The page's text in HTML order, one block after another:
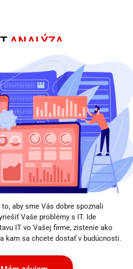
ANALÝZA
aby sme Vás dobre spoznali
Vaše problémy s IT. Ide
IT vo Vašej firme, zistenie ako
kam sa chcete dostať v budúcnosti.